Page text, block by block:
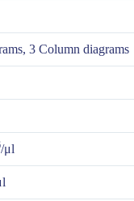
3 Column diagrams
/μl